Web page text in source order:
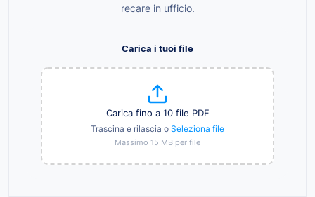
recare in ufficio.
Carica i tuoi file
Carica fino a 10 file PDF
Trascina e rilascia o Seleziona file
Massimo 15 MB per file